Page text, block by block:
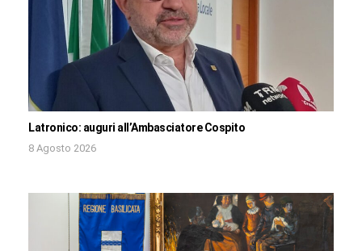
Latronico: auguri all’Ambasciatore Cospito
8 Agosto 2026